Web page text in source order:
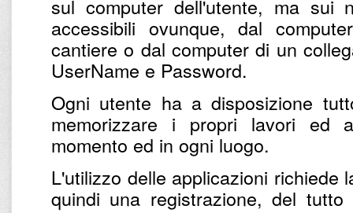
sul computer dell'utente, ma sui
accessibili ovunque, dal
cantiere o dal computer di un
UserName e Password.
Ogni utente ha a disposizione
memorizzare i propri lavori ed
momento ed in ogni luogo.
L'utilizzo delle applicazioni richiede
quindi una registrazione, del